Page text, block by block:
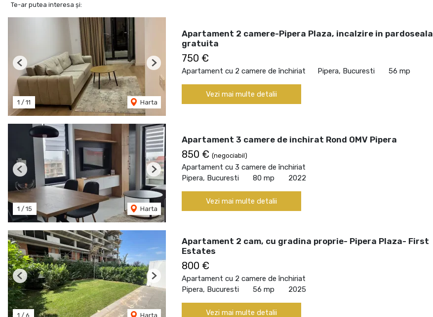
Te-ar putea interesa și:
1 / 11 Harta
Previous Next
Apartament 2 camere-Pipera Plaza, incalzire in pardoseala
gratuita
750 €
Apartament cu 2 camere de închiriat Pipera, Bucuresti 56 mp
Vezi mai multe detalii
1 / 15 Harta
Previous Next
Apartament 3 camere de inchirat Rond OMV Pipera
850 € (negociabil)
Apartament cu 3 camere de închiriat
Pipera, Bucuresti
80 mp 2022
Vezi mai multe detalii
1 / 6 Harta
Previous Next
Apartament 2 cam, cu gradina proprie- Pipera Plaza- First
Estates
800 €
Apartament cu 2 camere de închiriat
Pipera, Bucuresti
56 mp 2025
Vezi mai multe detalii